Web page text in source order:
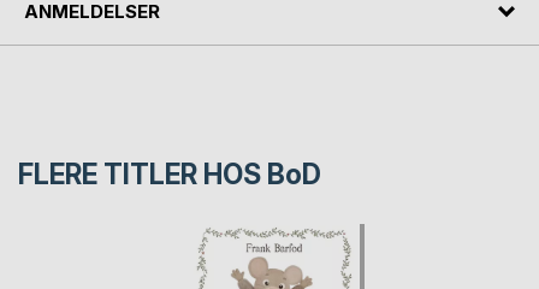
ANMELDELSER
FLERE TITLER HOS BoD